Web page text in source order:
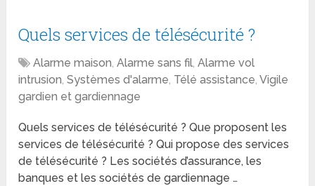
Quels services de télésécurité ?
Alarme maison,Alarme sans fil,Alarme vol
intrusion,Systèmes d'alarme, Télé assistance,Vigile
gardien et gardiennage
Quels services de télésécurité ? Que proposent les
services de télésécurité ? Qui propose des services
de télésécurité ? Les sociétés d’assurance, les
banques et les sociétés de gardiennage …